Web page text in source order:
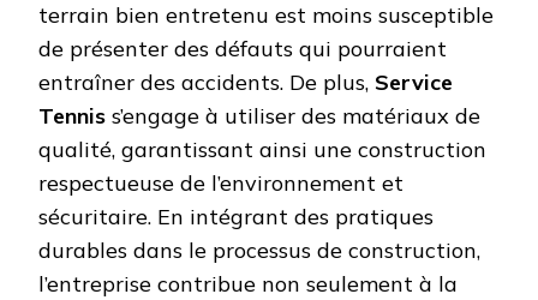
terrain bien entretenu est moins susceptible
de présenter des défauts qui pourraient
entraîner des accidents. De plus, Service
Tennis s’engage à utiliser des matériaux de
qualité, garantissant ainsi une construction
respectueuse de l’environnement et
sécuritaire. En intégrant des pratiques
durables dans le processus de construction,
l’entreprise contribue non seulement à la